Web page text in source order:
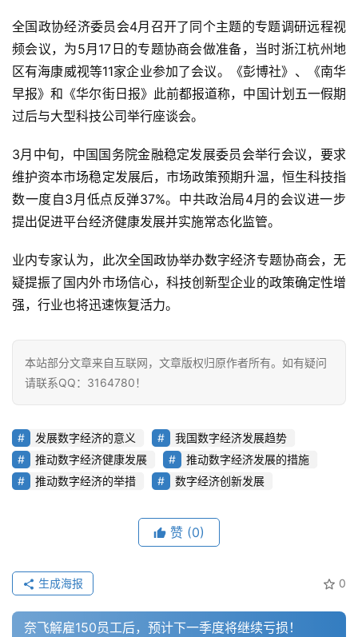
界
人
工
智
能
深
度
学
习
云
计
算
来
医
疗
智
能
驾
慧
城
市
登录 注册
全国政协经济委员会4月召开了同个主题的专题调研远程视
频会议，为5月17日的专题协商会做准备，当时浙江杭州地
区有海康威视等11家企业参加了会议。《彭博社》、《南华
早报》和《华尔街日报》此前都报道称，中国计划五一假期
过后与大型科技公司举行座谈会。
3月中旬，中国国务院金融稳定发展委员会举行会议，要求
维护资本市场稳定发展后，市场政策预期升温，恒生科技指
数一度自3月低点反弹37%。中共政治局4月的会议进一步
提出促进平台经济健康发展并实施常态化监管。
业内专家认为，此次全国政协举办数字经济专题协商会，无
疑提振了国内外市场信心，科技创新型企业的政策确定性增
强，行业也将迅速恢复活力。
本站部分文章来自互联网，文章版权归原作者所有。如有疑问
请联系QQ：3164780！
发展数字经济的意义
我国数字经济发展趋势
推动数字经济健康发展
推动数字经济发展的措施
推动数字经济的举措
数字经济创新发展
赞 (0)
0
生成海报
奈飞解雇150员工后，预计下一季度将继续亏损！